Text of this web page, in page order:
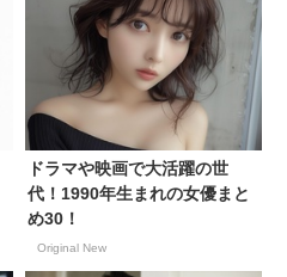
ドラマや映画で大活躍の世
代！1990年生まれの女優まと
め30！
Original New